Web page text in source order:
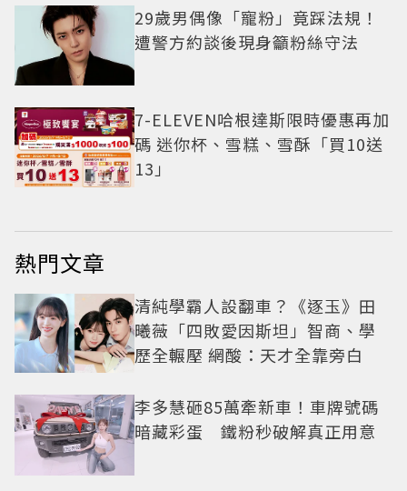
29歲男偶像「寵粉」竟踩法規！
遭警方約談後現身籲粉絲守法
7-ELEVEN哈根達斯限時優惠再加
碼 迷你杯、雪糕、雪酥「買10送
13」
熱門文章
清純學霸人設翻車？《逐玉》田
曦薇「四敗愛因斯坦」智商、學
歷全輾壓 網酸：天才全靠旁白
李多慧砸85萬牽新車！車牌號碼
暗藏彩蛋 鐵粉秒破解真正用意